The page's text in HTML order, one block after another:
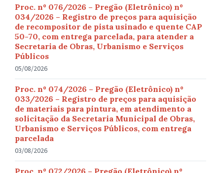
Proc. nº 076/2026 – Pregão (Eletrônico) nº
034/2026 – Registro de preços para aquisição
de recompositor de pista usinado e quente CAP
50-70, com entrega parcelada, para atender a
Secretaria de Obras, Urbanismo e Serviços
Públicos
05/08/2026
Proc. nº 074/2026 – Pregão (Eletrônico) nº
033/2026 – Registro de preços para aquisição
de materiais para pintura, em atendimento a
solicitação da Secretaria Municipal de Obras,
Urbanismo e Serviços Públicos, com entrega
parcelada
03/08/2026